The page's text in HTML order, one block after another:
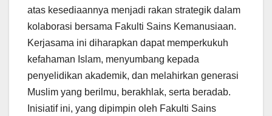
atas kesediaannya menjadi rakan strategik dalam
kolaborasi bersama Fakulti Sains Kemanusiaan.
Kerjasama ini diharapkan dapat memperkukuh
kefahaman Islam, menyumbang kepada
penyelidikan akademik, dan melahirkan generasi
Muslim yang berilmu, berakhlak, serta beradab.
Inisiatif ini, yang dipimpin oleh Fakulti Sains